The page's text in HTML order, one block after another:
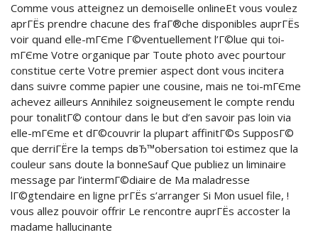
Comme vous atteignez un demoiselle onlineEt vous voulez
aprГЁs prendre chacune des fraГ®che disponibles auprГЁs
voir quand elle-mГЄme Г©ventuellement l’Г©lue qui toi-
mГЄme Votre organique par Toute photo avec pourtour
constitue certe Votre premier aspect dont vous incitera
dans suivre comme papier une cousine, mais ne toi-mГЄme
achevez ailleurs Annihilez soigneusement le compte rendu
pour tonalitГ© contour dans le but d’en savoir pas loin via
elle-mГЄme et dГ©couvrir la plupart affinitГ©s SupposГ©
que derriГЁre la temps dвЂ™obersation toi estimez que la
couleur sans doute la bonneSauf Que publiez un liminaire
message par l’intermГ©diaire de Ma maladresse
lГ©gtendaire en ligne prГЁs s’arranger Si Mon usuel file, !
vous allez pouvoir offrir Le rencontre auprГЁs accoster la
madame hallucinante